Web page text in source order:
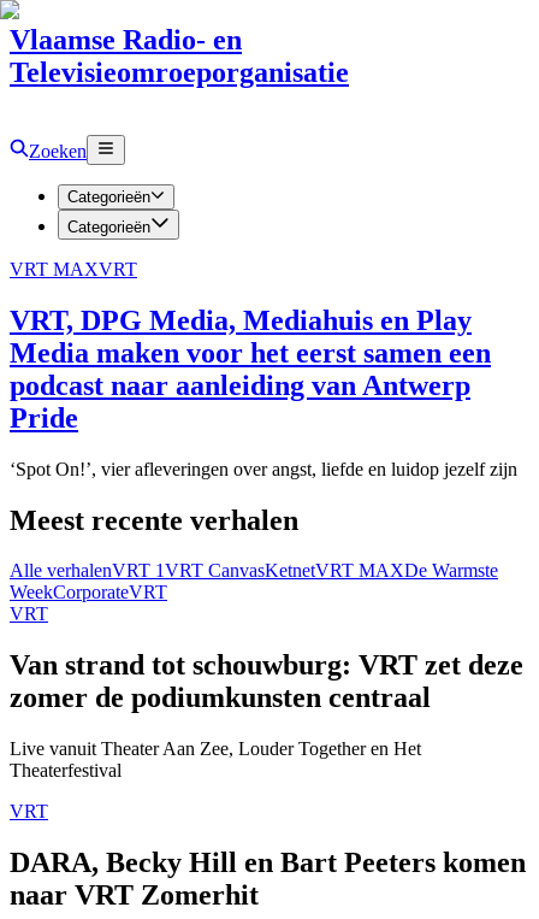
Vlaamse Radio- en
Televisieomroeporganisatie
Zoeken
Categorieën
Categorieën
VRT MAXVRT
VRT, DPG Media, Mediahuis en Play
Media maken voor het eerst samen een
podcast naar aanleiding van Antwerp
Pride
‘Spot On!’, vier afleveringen over angst, liefde en luidop jezelf zijn
Meest recente verhalen
Alle verhalenVRT 1VRT CanvasKetnetVRT MAXDe Warmste
WeekCorporateVRT
VRT
Van strand tot schouwburg: VRT zet deze
zomer de podiumkunsten centraal
Live vanuit Theater Aan Zee, Louder Together en Het
Theaterfestival
VRT
DARA, Becky Hill en Bart Peeters komen
naar VRT Zomerhit